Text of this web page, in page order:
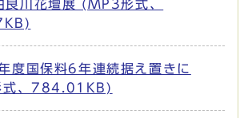
良川花壇展 (MP3形式、
度国保料6年連続据え置きに
式、784.01KB)